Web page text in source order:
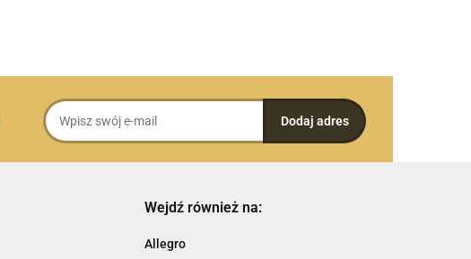
Wejdź również na:
Allegro